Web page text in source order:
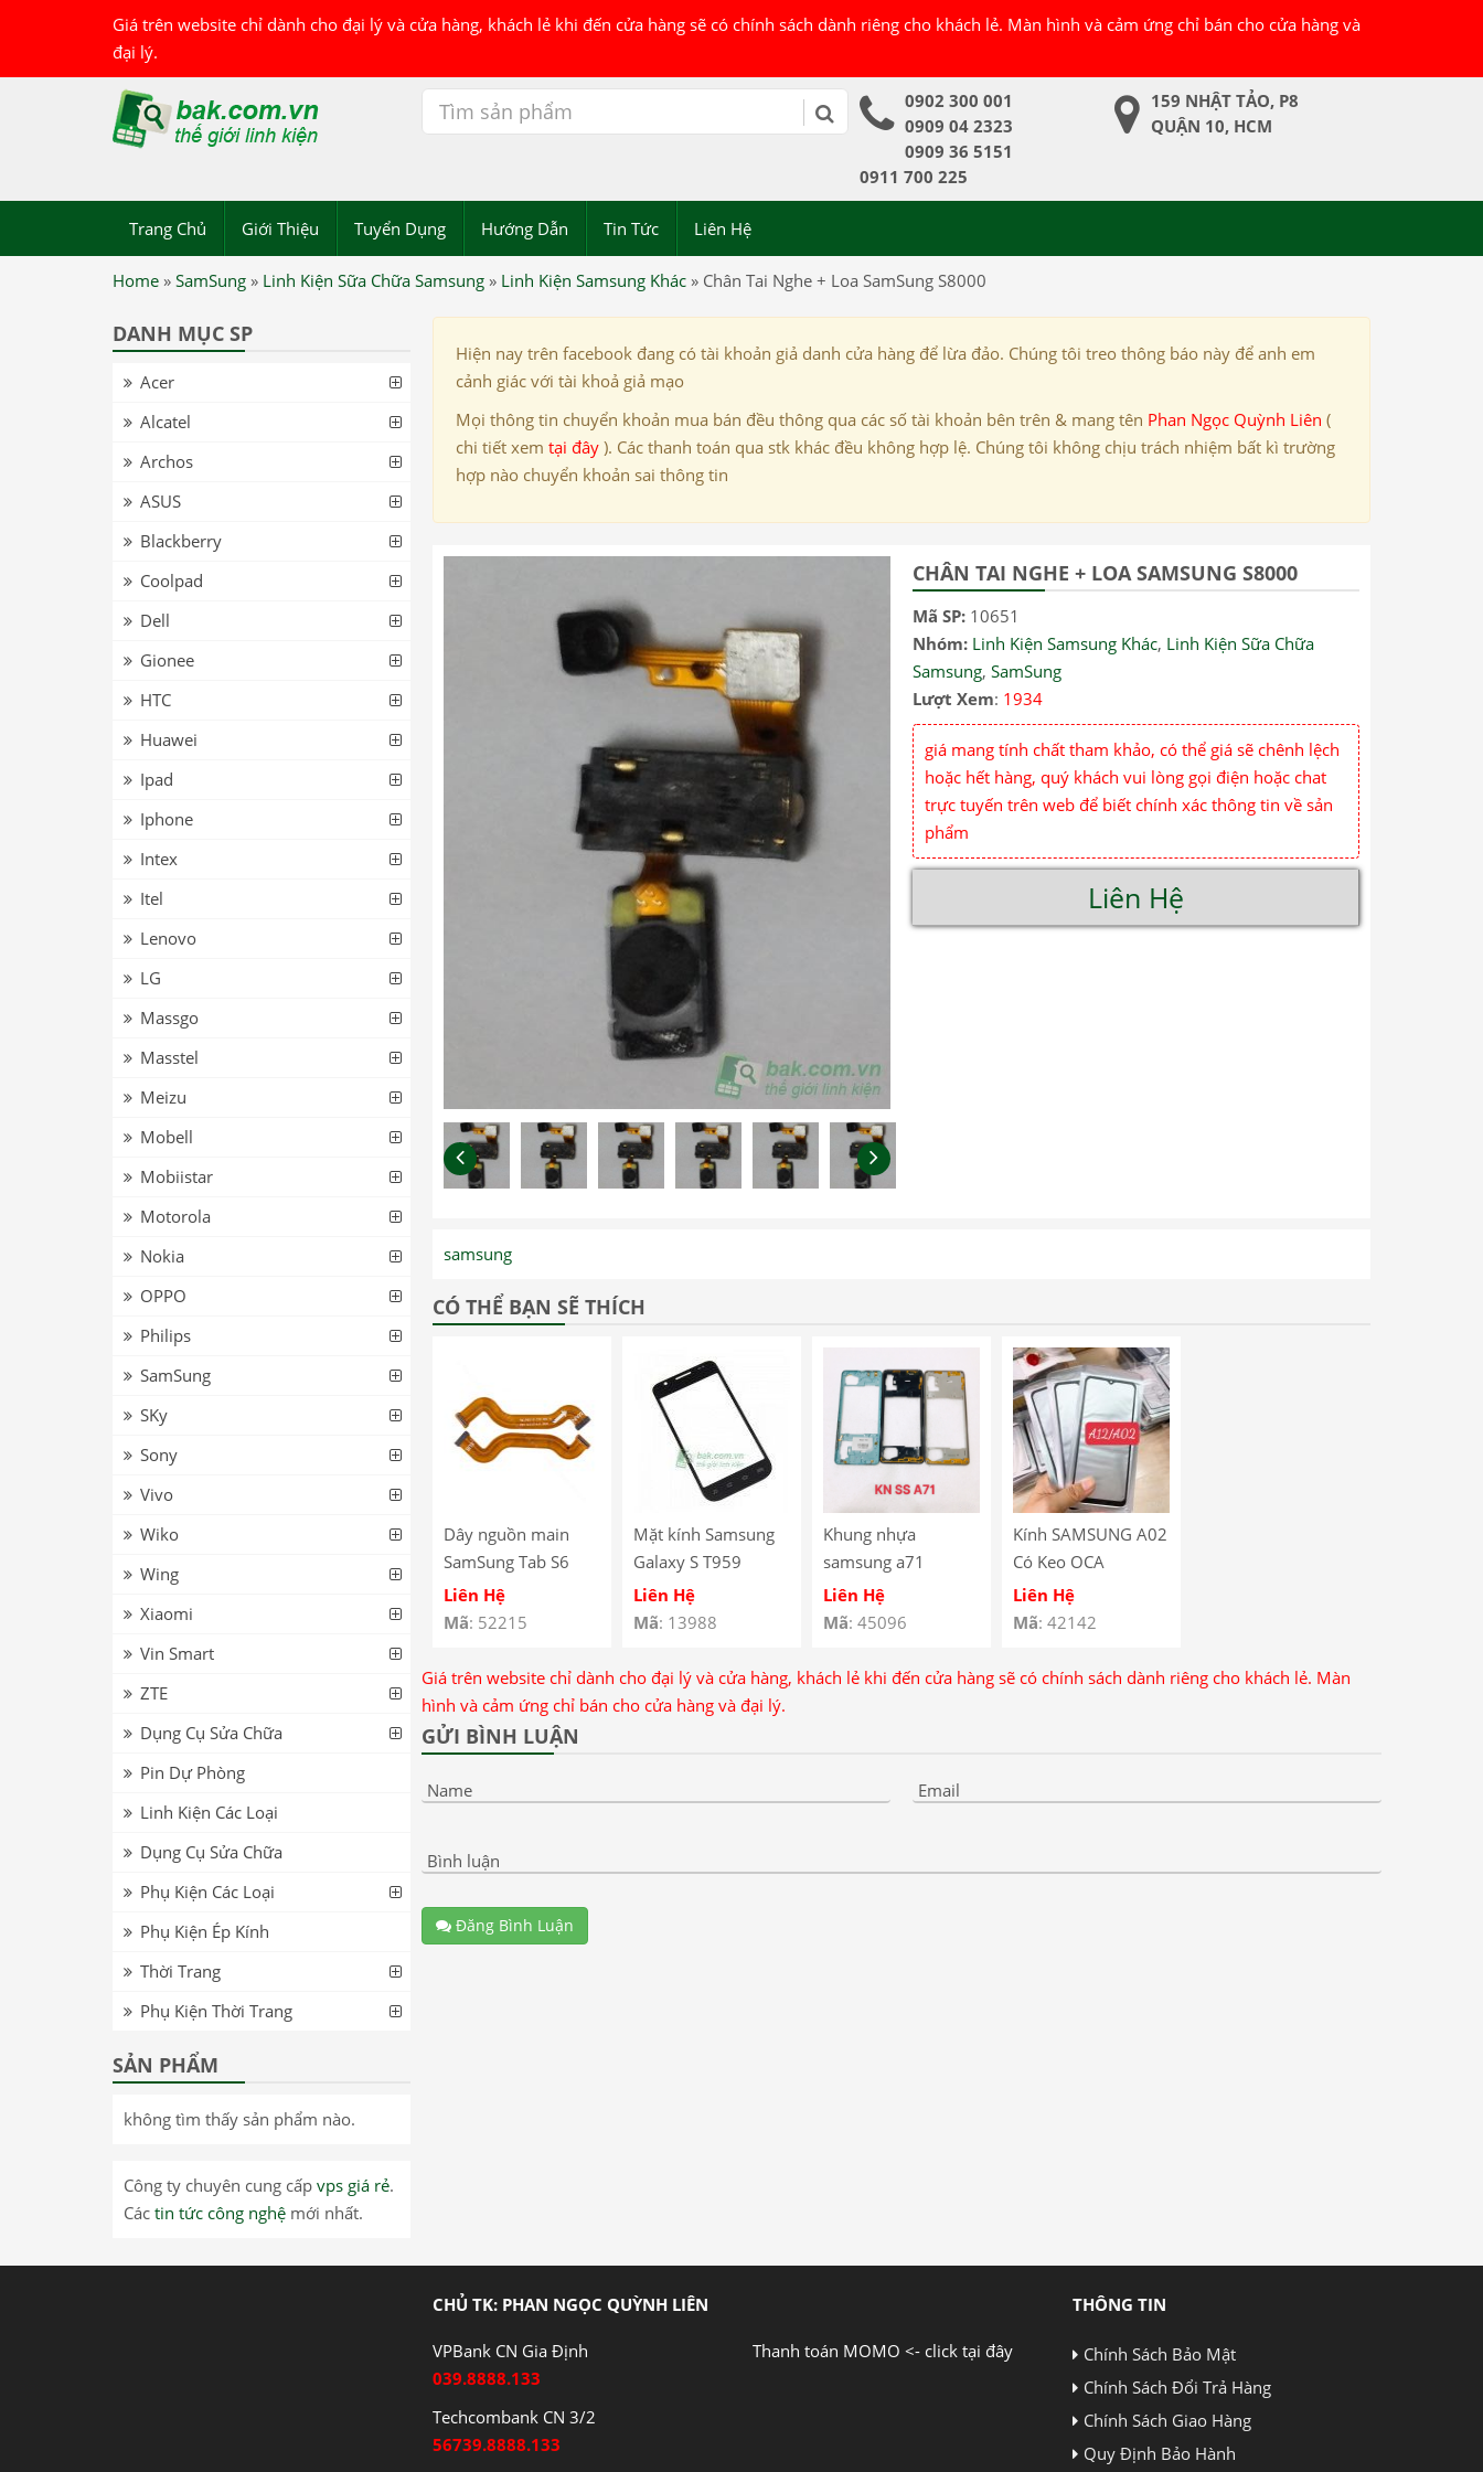
Giá trên website chỉ dành cho đại lý và cửa hàng, khách lẻ khi đến cửa hàng sẽ có chính sách dành riêng cho khách lẻ. Màn hình và cảm ứng chỉ bán cho cửa hàng và
đại lý.
0902 300 001
0909 04 2323
0909 36 5151
0911 700 225
159 NHẬT TẢO, P8
QUẬN 10, HCM
Trang Chủ Giới Thiệu Tuyển Dụng Hướng Dẫn Tin Tức Liên Hệ
Home » SamSung » Linh Kiện Sữa Chữa Samsung » Linh Kiện Samsung Khác » Chân Tai Nghe + Loa SamSung S8000
Hiện nay trên facebook đang có tài khoản giả danh cửa hàng để lừa đảo. Chúng tôi treo thông báo này để anh em
cảnh giác với tài khoả giả mạo
Mọi thông tin chuyển khoản mua bán đều thông qua các số tài khoản bên trên & mang tên Phan Ngọc Quỳnh Liên (
chi tiết xem tại đây ). Các thanh toán qua stk khác đều không hợp lệ. Chúng tôi không chịu trách nhiệm bất kì trường
hợp nào chuyển khoản sai thông tin
CHÂN TAI NGHE + LOA SAMSUNG S8000
Mã SP: 10651
Nhóm: Linh Kiện Samsung Khác, Linh Kiện Sữa Chữa
Samsung, SamSung
Lượt Xem: 1934
giá mang tính chất tham khảo, có thể giá sẽ chênh lệch
hoặc hết hàng, quý khách vui lòng gọi điện hoặc chat
trực tuyến trên web để biết chính xác thông tin về sản
phẩm
Liên Hệ
samsung
CÓ THỂ BẠN SẼ THÍCH
Dây nguồn main
SamSung Tab S6
Lite P615 P610 /
Cáp Nối Main Sạc
Lite P615 P610
Liên Hệ
Mã: 52215
Mặt kính Samsung
Galaxy S T959
Liên Hệ
Mã: 13988
Khung nhựa
samsung a71
Liên Hệ
Mã: 45096
Kính SAMSUNG A02
Có Keo OCA
Liên Hệ
Mã: 42142
Giá trên website chỉ dành cho đại lý và cửa hàng, khách lẻ khi đến cửa hàng sẽ có chính sách dành riêng cho khách lẻ. Màn
hình và cảm ứng chỉ bán cho cửa hàng và đại lý.
GỬI BÌNH LUẬN
Name Email
Bình luận
Đăng Bình Luận
DANH MỤC SP
Acer
Alcatel
Archos
ASUS
Blackberry
Coolpad
Dell
Gionee
HTC
Huawei
Ipad
Iphone
Intex
Itel
Lenovo
LG
Massgo
Masstel
Meizu
Mobell
Mobiistar
Motorola
Nokia
OPPO
Philips
SamSung
SKy
Sony
Vivo
Wiko
Wing
Xiaomi
Vin Smart
ZTE
Dụng Cụ Sửa Chữa
Pin Dự Phòng
Linh Kiện Các Loại
Dụng Cụ Sửa Chữa
Phụ Kiện Các Loại
Phụ Kiện Ép Kính
Thời Trang
Phụ Kiện Thời Trang
SẢN PHẨM
không tìm thấy sản phẩm nào.
Công ty chuyên cung cấp vps giá rẻ.
Các tin tức công nghệ mới nhất.
CHỦ TK: PHAN NGỌC QUỲNH LIÊN
VPBank CN Gia Định
039.8888.133
Techcombank CN 3/2
56739.8888.133
Thanh toán MOMO <- click tại đây
THÔNG TIN
Chính Sách Bảo Mật
Chính Sách Đổi Trả Hàng
Chính Sách Giao Hàng
Quy Định Bảo Hành